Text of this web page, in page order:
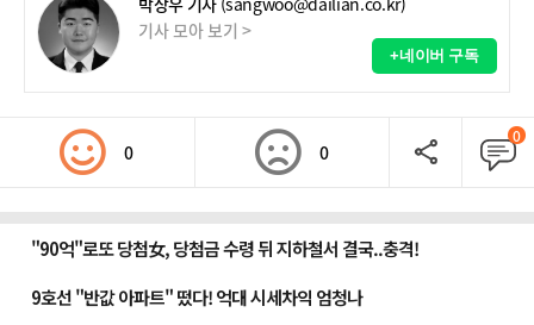
기사 모아 보기 >
+네이버 구독
0 0
0